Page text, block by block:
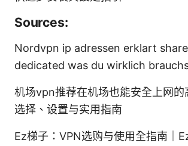
Sources:
Nordvpn ip adressen erklart
dedicated was du wirklich
机场vpn推荐在机场也能安全上网的
选择、设置与实用指南
Ez梯子：VPN选购与使用全指南｜